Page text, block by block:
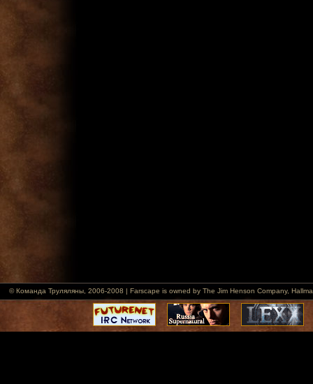
© Команда Труляляны, 2006-2008 | Farscape is owned by The Jim Henson Company,